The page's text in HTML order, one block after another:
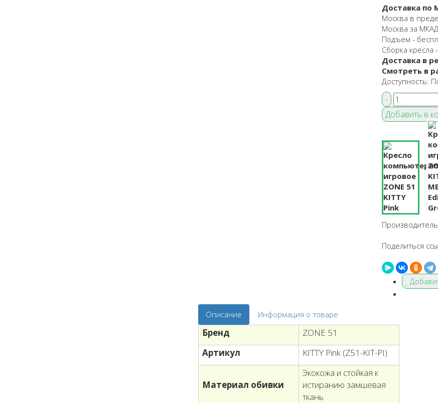
Доставка по
Москва в
Москва за
Подъем -
Сборка кресла
Доставка в
Смотреть в
Доступность:
Производитель
Поделиться
Описание Информация о товаре
Бренд
ZONE 51
Артикул
KITTY Pink (Z51-KIT-PI)
Материал обивки
Экокожа и стойкая к
истиранию замшевая
ткань